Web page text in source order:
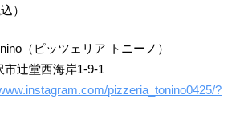
）
（ピッツェリア トニーノ）
辻堂西海岸1-9-1
pizzeria_tonino0425/?